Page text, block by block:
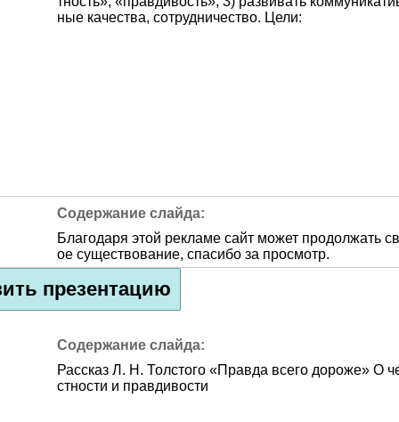
ные качества, сотрудничество. Цели:
Благодаря этой рекламе сайт может продолжать св
ое существование, спасибо за просмотр.
презентацию
Рассказ Л. Н. Толстого «Правда всего дороже» О
стности и правдивости